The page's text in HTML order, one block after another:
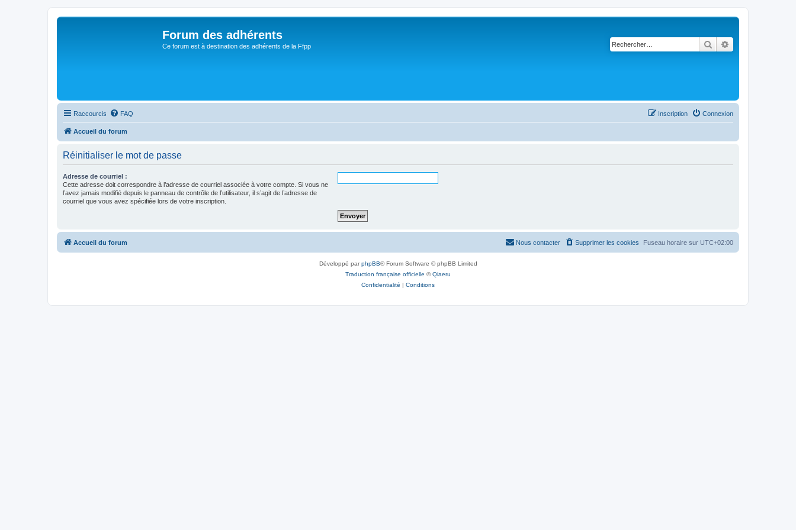
Forum des adhérents
Ce forum est à destination des adhérents de la Ffpp Rechercher
Raccourcis FAQ Connexion
Inscription
Accueil du forum
Réinitialiser le mot de passe
Adresse de courriel :
Cette adresse doit correspondre à l’adresse de courriel associée à votre compte. Si vous ne
l’avez jamais modifié depuis le panneau de contrôle de l’utilisateur, il s’agit de l’adresse de
courriel que vous avez spécifiée lors de votre inscription.
Accueil du forum Fuseau horaire sur UTC+02:00
Supprimer les cookies
Nous contacter
Développé parphpBB® Forum Software © phpBB Limited
Traduction française officielle ©Qiaeru
Confidentialité | Conditions